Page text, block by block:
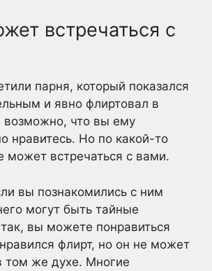
встречаться с
парня, который показался
и явно флиртовал в
возможно, что вы ему
нравитесь. Но по какой-то
может встречаться с вами.
вы познакомились с ним
могут быть тайные
вы можете понравиться
флирт, но он не может
том же духе. Многие